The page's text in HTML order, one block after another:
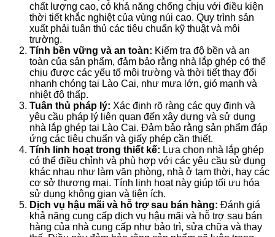
chất lượng cao, có khả năng chống chịu với điều kiện
thời tiết khắc nghiệt của vùng núi cao. Quy trình sản
xuất phải tuân thủ các tiêu chuẩn kỹ thuật và môi
trường.
Tính bền vững và an toàn: Kiểm tra độ bền và an
toàn của sản phẩm, đảm bảo rằng nhà lắp ghép có thể
chịu được các yếu tố môi trường và thời tiết thay đổi
nhanh chóng tại Lào Cai, như mưa lớn, gió mạnh và
nhiệt độ thấp.
Tuân thủ pháp lý: Xác định rõ ràng các quy định và
yêu cầu pháp lý liên quan đến xây dựng và sử dụng
nhà lắp ghép tại Lào Cai. Đảm bảo rằng sản phẩm đáp
ứng các tiêu chuẩn và giấy phép cần thiết.
Tính linh hoạt trong thiết kế: Lựa chọn nhà lắp ghép
có thể điều chỉnh và phù hợp với các yêu cầu sử dụng
khác nhau như làm văn phòng, nhà ở tạm thời, hay các
cơ sở thương mại. Tính linh hoạt này giúp tối ưu hóa
sử dụng không gian và tiện ích.
Dịch vụ hậu mãi và hỗ trợ sau bán hàng: Đánh giá
khả năng cung cấp dịch vụ hậu mãi và hỗ trợ sau bán
hàng của nhà cung cấp như bảo trì, sửa chữa và thay